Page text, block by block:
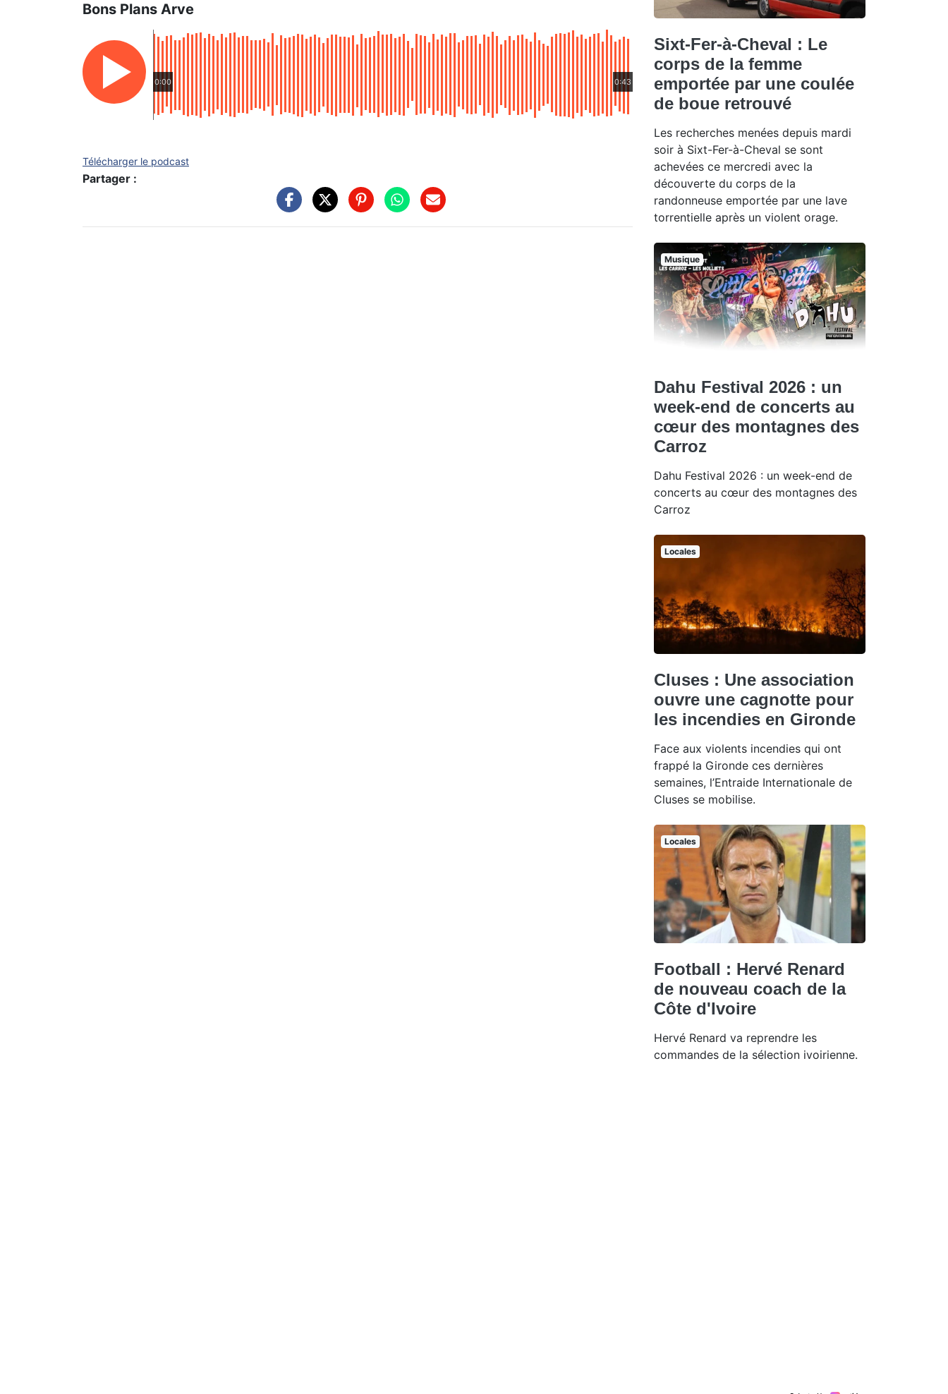
Bons Plans Arve
0:00 0:43
Télécharger le podcast
Partager :
Sixt-Fer-à-Cheval : Le
corps de la femme
emportée par une coulée
de boue retrouvé
Les recherches menées depuis mardi
soir à Sixt-Fer-à-Cheval se sont
achevées ce mercredi avec la
découverte du corps de la
randonneuse emportée par une lave
torrentielle après un violent orage.
Musique
Dahu Festival 2026 : un
week-end de concerts au
cœur des montagnes des
Carroz
Dahu Festival 2026 : un week-end de
concerts au cœur des montagnes des
Carroz
Locales
Cluses : Une association
ouvre une cagnotte pour
les incendies en Gironde
Face aux violents incendies qui ont
frappé la Gironde ces dernières
semaines, l’Entraide Internationale de
Cluses se mobilise.
Locales
Football : Hervé Renard
de nouveau coach de la
Côte d'Ivoire
Hervé Renard va reprendre les
commandes de la sélection ivoirienne.